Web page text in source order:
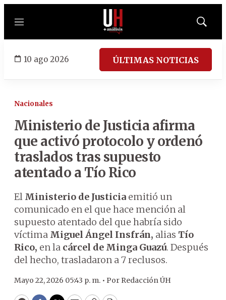
Menú
Mostrar
10 ago 2026 ÚLTIMAS NOTICIAS
Nacionales
Ministerio de Justicia afirma
que activó protocolo y ordenó
traslados tras supuesto
atentado a Tío Rico
El Ministerio de Justicia emitió un
comunicado en el que hace mención al
supuesto atentado del que habría sido
víctima Miguel Ángel Insfrán, alias Tío
Rico, en la cárcel de Minga Guazú. Después
del hecho, trasladaron a 7 reclusos.
Mayo 22, 2026 05:43 p. m. • Por Redacción ÚH